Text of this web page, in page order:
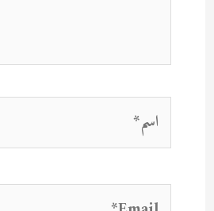
اسم*
Email*